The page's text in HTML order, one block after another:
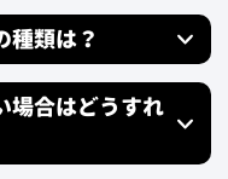
種類は？
場合はどうすれ